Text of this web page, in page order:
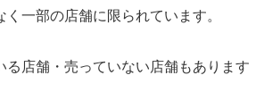
一部の店舗に限られています。
る店舗・売っていない店舗もあります